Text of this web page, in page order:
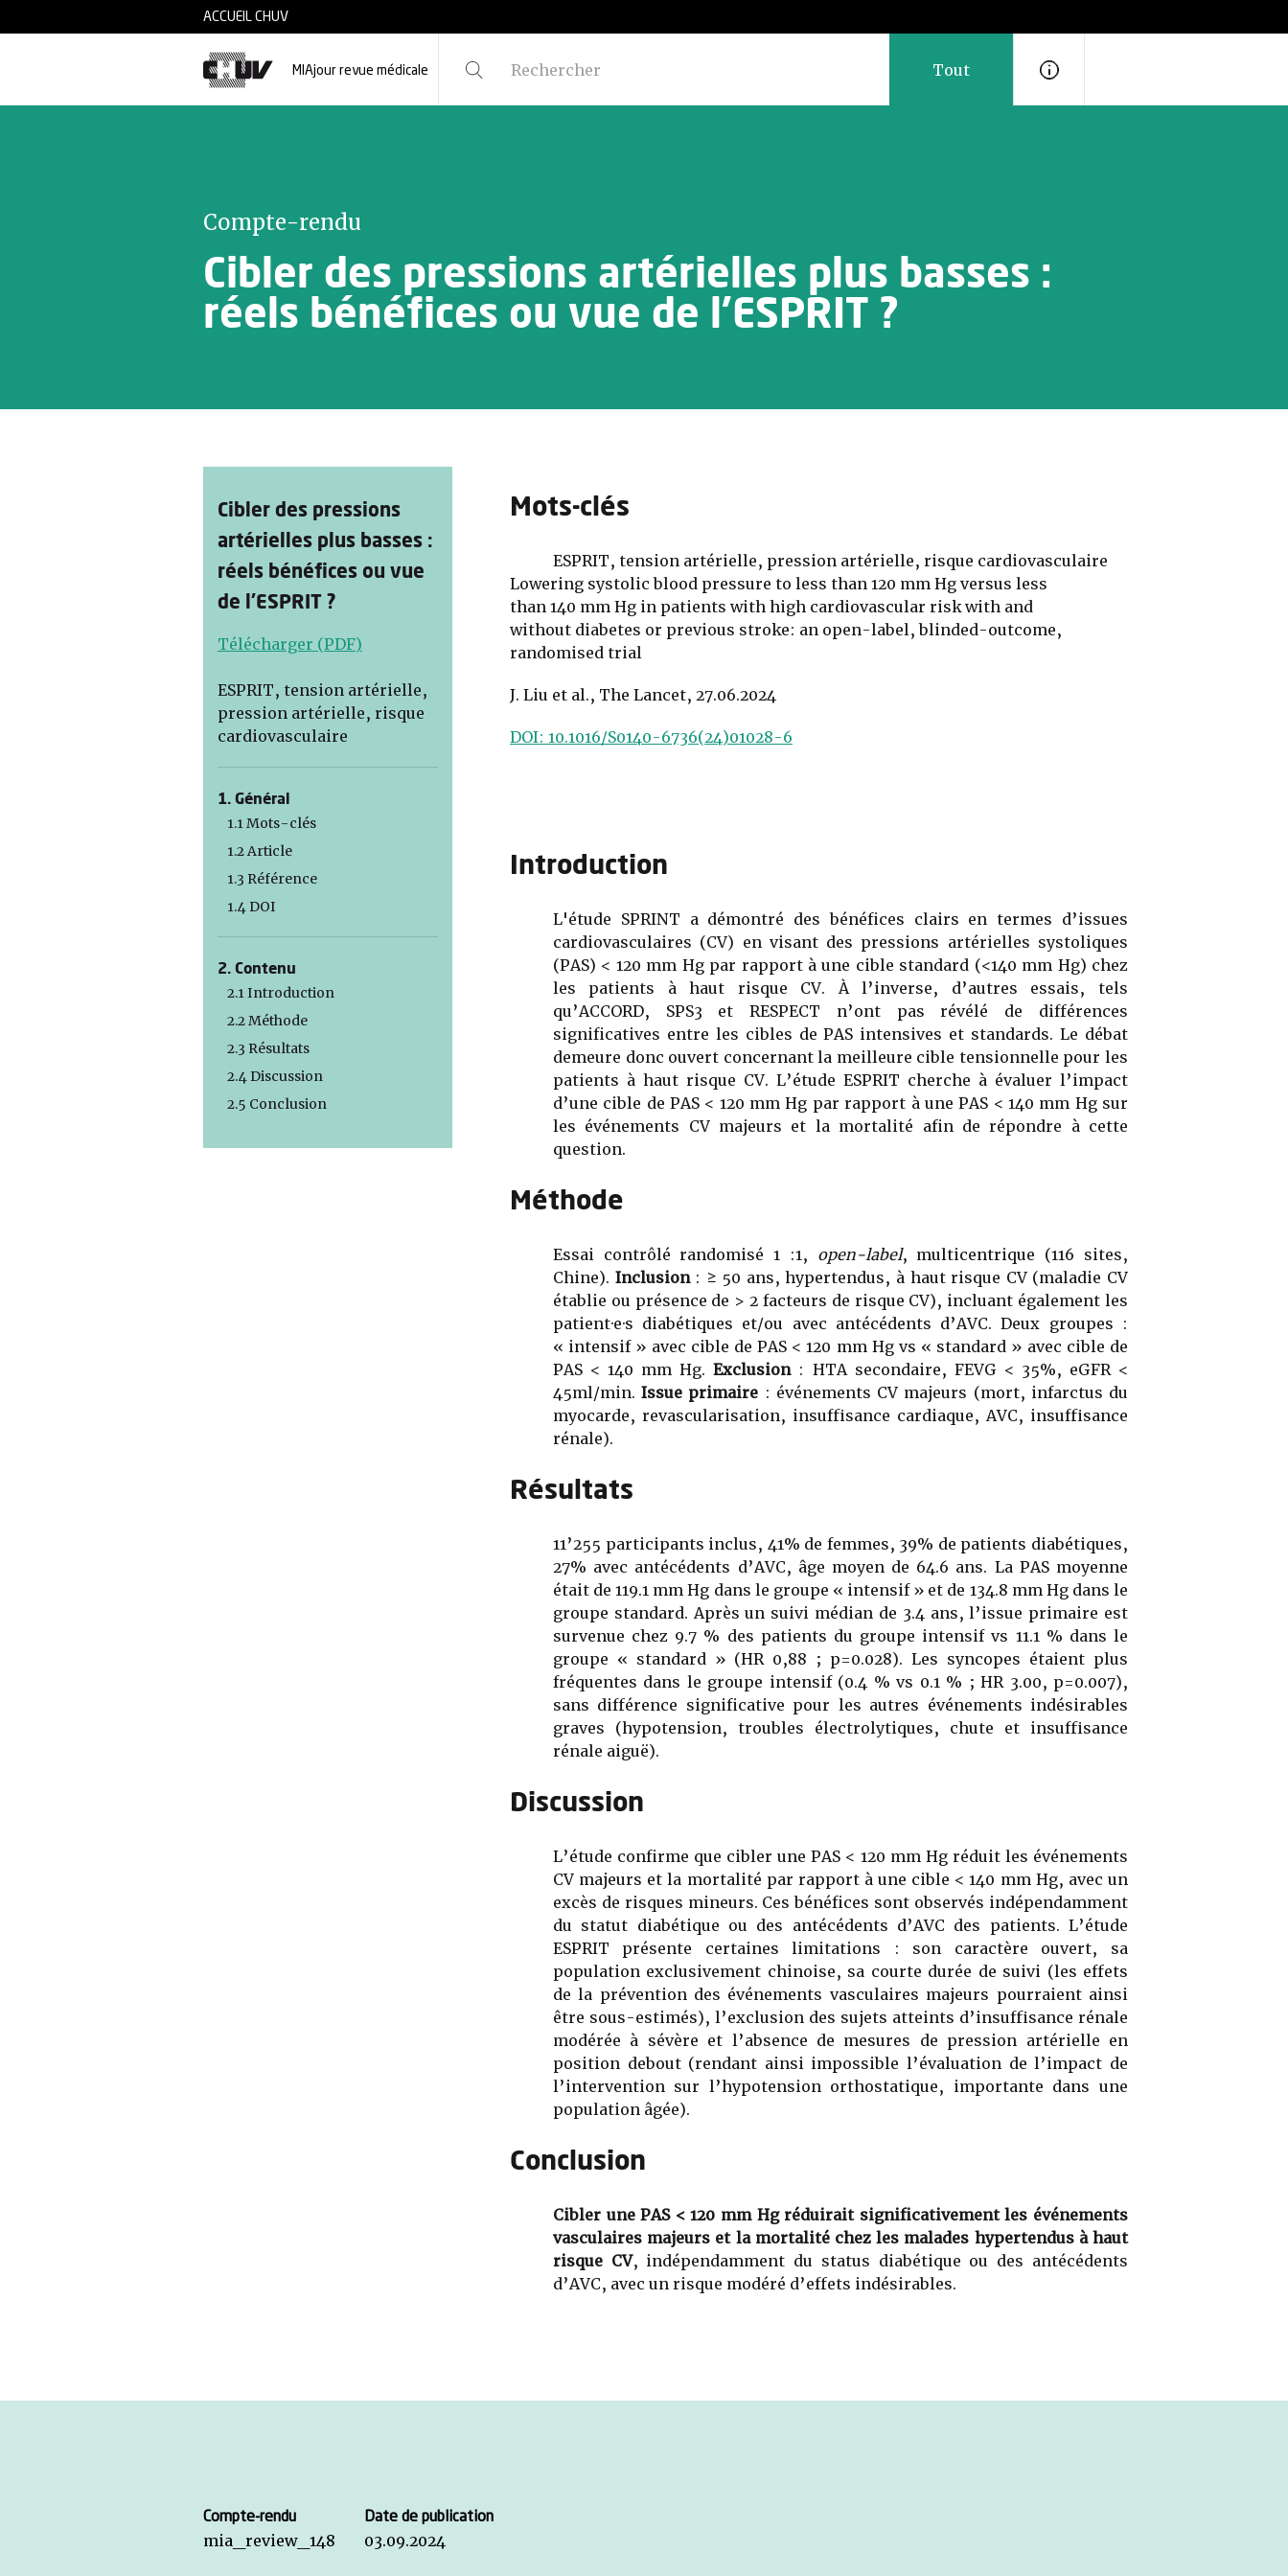
ACCUEIL CHUV
MIAjour revue médicale Tout
Compte-rendu
Cibler des pressions artérielles plus basses :
réels bénéfices ou vue de l’ESPRIT ?
Cibler des pressions
artérielles plus basses :
réels bénéfices ou vue
de l’ESPRIT ?
Télécharger (PDF)
ESPRIT, tension artérielle,
pression artérielle, risque
cardiovasculaire
1. Général
1.1 Mots-clés
1.2 Article
1.3 Référence
1.4 DOI
2. Contenu
2.1 Introduction
2.2 Méthode
2.3 Résultats
2.4 Discussion
2.5 Conclusion
Mots-clés
ESPRIT, tension artérielle, pression artérielle, risque cardiovasculaire
Lowering systolic blood pressure to less than 120 mm Hg versus less
than 140 mm Hg in patients with high cardiovascular risk with and
without diabetes or previous stroke: an open-label, blinded-outcome,
randomised trial
J. Liu et al., The Lancet, 27.06.2024
DOI: 10.1016/S0140-6736(24)01028-6
Introduction
L'étude SPRINT a démontré des bénéfices clairs en termes d’issues
cardiovasculaires (CV) en visant des pressions artérielles systoliques
(PAS) < 120 mm Hg par rapport à une cible standard (<140 mm Hg) chez
les patients à haut risque CV. À l’inverse, d’autres essais, tels
qu’ACCORD, SPS3 et RESPECT n’ont pas révélé de différences
significatives entre les cibles de PAS intensives et standards. Le débat
demeure donc ouvert concernant la meilleure cible tensionnelle pour les
patients à haut risque CV. L’étude ESPRIT cherche à évaluer l’impact
d’une cible de PAS < 120 mm Hg par rapport à une PAS < 140 mm Hg sur
les événements CV majeurs et la mortalité afin de répondre à cette
question.
Méthode
Essai contrôlé randomisé 1 :1, open-label, multicentrique (116 sites,
Chine). Inclusion: ≥ 50 ans, hypertendus, à haut risque CV (maladie CV
établie ou présence de > 2 facteurs de risque CV), incluant également les
patient·e·s diabétiques et/ou avec antécédents d’AVC. Deux groupes :
« intensif » avec cible de PAS < 120 mm Hg vs « standard » avec cible de
PAS < 140 mm Hg.Exclusion: HTA secondaire, FEVG < 35%, eGFR <
45ml/min.Issue primaire : événements CV majeurs (mort, infarctus du
myocarde, revascularisation, insuffisance cardiaque, AVC, insuffisance
rénale).
Résultats
11’255 participants inclus, 41% de femmes, 39% de patients diabétiques,
27% avec antécédents d’AVC, âge moyen de 64.6 ans. La PAS moyenne
était de 119.1 mm Hg dans le groupe « intensif » et de 134.8 mm Hg dans le
groupe standard. Après un suivi médian de 3.4 ans, l’issue primaire est
survenue chez 9.7 % des patients du groupe intensif vs 11.1 % dans le
groupe « standard » (HR 0,88 ; p=0.028). Les syncopes étaient plus
fréquentes dans le groupe intensif (0.4 % vs 0.1 % ; HR 3.00, p=0.007),
sans différence significative pour les autres événements indésirables
graves (hypotension, troubles électrolytiques, chute et insuffisance
rénale aiguë).
Discussion
L’étude confirme que cibler une PAS < 120 mm Hg réduit les événements
CV majeurs et la mortalité par rapport à une cible < 140 mm Hg, avec un
excès de risques mineurs. Ces bénéfices sont observés indépendamment
du statut diabétique ou des antécédents d’AVC des patients. L’étude
ESPRIT présente certaines limitations : son caractère ouvert, sa
population exclusivement chinoise, sa courte durée de suivi (les effets
de la prévention des événements vasculaires majeurs pourraient ainsi
être sous-estimés), l’exclusion des sujets atteints d’insuffisance rénale
modérée à sévère et l’absence de mesures de pression artérielle en
position debout (rendant ainsi impossible l’évaluation de l’impact de
l’intervention sur l’hypotension orthostatique, importante dans une
population âgée).
Conclusion
Cibler une PAS < 120 mm Hg réduirait significativement les événements
vasculaires majeurs et la mortalité chez les malades hypertendus à haut
risque CV, indépendamment du status diabétique ou des antécédents
d’AVC, avec un risque modéré d’effets indésirables.
Compte-rendu
mia_review_148
Date de publication
03.09.2024